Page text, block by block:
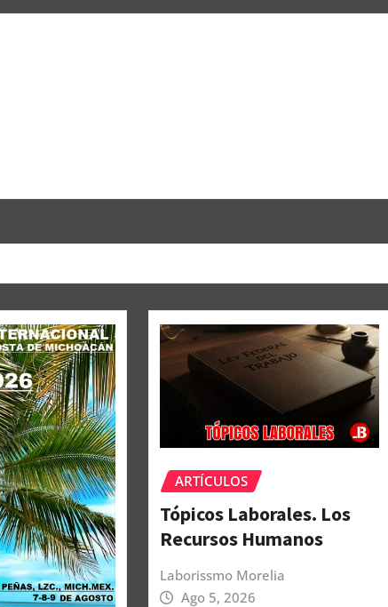
ARTÍCULOS
Tópicos Laborales. Los
Recursos Humanos
Laborissmo Morelia
Ago 5, 2026